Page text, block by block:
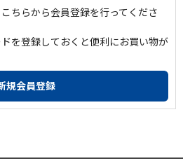
ちらから会員登録を行ってくださ
を登録しておくと便利にお買い物が